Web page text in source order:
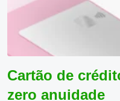
Cartão de
zero anuidade